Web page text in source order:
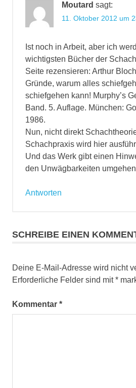
Moutard sagt:
11. Oktober 2012 um
Ist noch in Arbeit, aber ich
wichtigsten Bücher der
Seite rezensieren: Arthur
Gründe, warum alles
schiefgehen kann! Murphy’s
Band. 5. Auflage. München:
1986.
Nun, nicht direkt
Schachpraxis wird hier
Und das Werk gibt einen
den Unwägbarkeiten
Antworten
SCHREIBE EINEN
Deine E-Mail-Adresse wird nicht
Erforderliche Felder sind mit*
Kommentar *